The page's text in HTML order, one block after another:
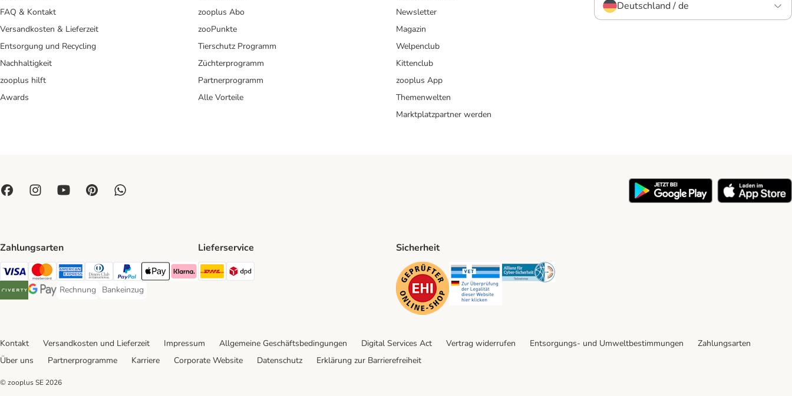
FAQ & Kontakt
Versandkosten & Lieferzeit
Entsorgung und Recycling
Nachhaltigkeit
zooplus hilft
Awards
zooplus Abo
zooPunkte
Tierschutz Programm
Züchterprogramm
Partnerprogramm
Alle Vorteile
Newsletter
Magazin
Welpenclub
Kittenclub
zooplus App
Themenwelten
Marktplatzpartner werden
Deutschland / de
Zahlungsarten
Visa Payment Method
Mastercard Payment Method
American Express Payment Method
Diners Club Payment Method
PayPal Payment Method
Apple Pay Payment Method
Klarna Payment Method
Riverty Payment Method
Google Pay Payment Method
Rechnung
Rechnung Payment Method
Bankeinzug
Bankeinzug Payment Method
Lieferservice
DHL Shipping Method
Sicherheit
Security Security Security
Kontakt Versandkosten und Lieferzeit Impressum Allgemeine Geschäftsbedingungen Digital Services Act Vertrag widerrufen Entsorgungs- und Umweltbestimmungen
Zahlungsarten
Über uns
Partnerprogramme Karriere Corporate Website Datenschutz Erklärung zur Barrierefreiheit
© zooplus SE 2026